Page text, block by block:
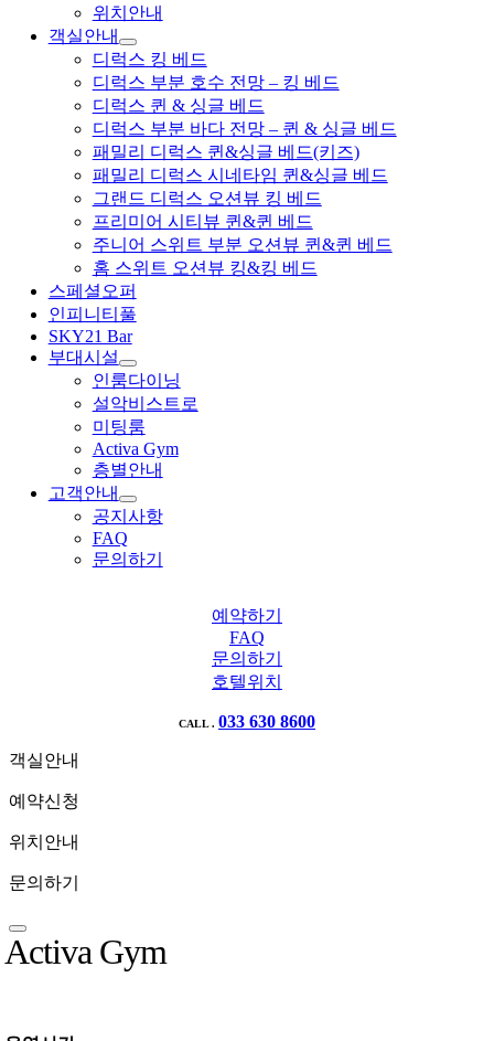
위치안내
객실안내
디럭스 킹 베드
디럭스 부분 호수 전망 – 킹 베드
디럭스 퀸 & 싱글 베드
디럭스 부분 바다 전망 – 퀸 & 싱글 베드
패밀리 디럭스 퀸&싱글 베드(키즈)
패밀리 디럭스 시네타임 퀸&싱글 베드
그랜드 디럭스 오션뷰 킹 베드
프리미어 시티뷰 퀸&퀸 베드
주니어 스위트 부분 오션뷰 퀸&퀸 베드
홈 스위트 오션뷰 킹&킹 베드
스페셜오퍼
인피니티풀
SKY21 Bar
부대시설
인룸다이닝
설악비스트로
미팅룸
Activa Gym
층별안내
고객안내
공지사항
FAQ
문의하기
예약하기
FAQ
문의하기
호텔위치
CALL . 033 630 8600
객실안내
예약신청
위치안내
문의하기
Activa Gym